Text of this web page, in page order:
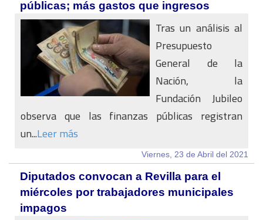
públicas; más gastos que ingresos
Tras un análisis al
Presupuesto
General de la
Nación, la
Fundación Jubileo
observa que las finanzas públicas registran
un...Leer más
Viernes, 23 de Abril del 2021
Diputados convocan a Revilla para el
miércoles por trabajadores municipales
impagos